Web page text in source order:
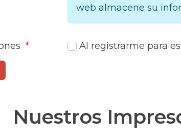
web almacene su
* Al registrarme para
Nuestros